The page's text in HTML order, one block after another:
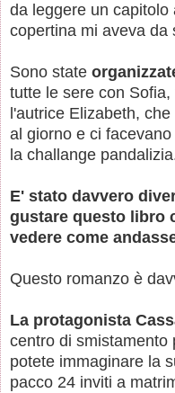
da leggere un
copertina mi aveva da
Sono state
tutte le sere con
l'autrice Elizabeth,
al giorno e ci
la challange
E' stato davvero
gustare questo libro
vedere come
Questo romanzo è
La protagonista
centro di smistamento
potete immaginare la
pacco 24 inviti a